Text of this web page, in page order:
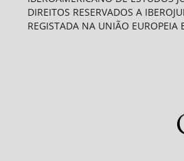
DIREITOS RESERVADOS A
REGISTADA NA UNIÃO EUROPEIA